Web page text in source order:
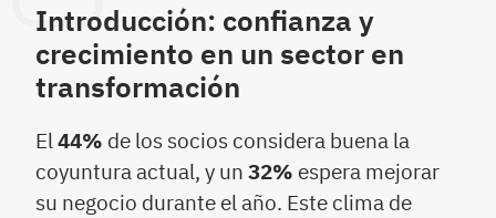
Introducción: confianza y
crecimiento en un sector en
transformación
El44% de los socios considera buena la
coyuntura actual, y un 32% espera mejorar
su negocio durante el año. Este clima de